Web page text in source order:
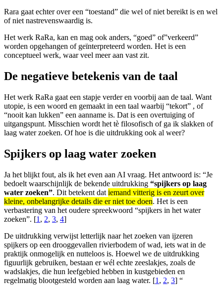
Rara gaat echter over een “toestand” die wel of niet bereikt is en wel
of niet nastrevenswaardig is.
Het werk RaRa, kan en mag ook anders, “goed” of”verkeerd”
worden opgehangen of geïnterpreteerd worden. Het is een
conceptueel werk, waar veel meer aan vast zit.
De negatieve betekenis van de taal
Het werk RaRa gaat een stapje verder en voorbij aan de taal. Want
utopie, is een woord en gemaakt in een taal waarbij “tekort” , of
“nooit kan lukken” een aanname is. Dat is een overtuiging of
uitgangspunt. Misschien wordt het tè filosofisch of ga ik slakken of
laag water zoeken. Of hoe is die uitdrukking ook al weer?
Spijkers op laag water zoeken
Ja het blijkt fout, als ik het even aan AI vraag. Het antwoord is: “Je
bedoelt waarschijnlijk de bekende uitdrukking “spijkers op laag
water zoeken”. Dit betekent dat iemand vitterig is en zeurt over
kleine, onbelangrijke details die er niet toe doen. Het is een
verbastering van het oudere spreekwoord “spijkers in het water
zoeken”. [1 , 2, 3, 4]
De uitdrukking verwijst letterlijk naar het zoeken van ijzeren
spijkers op een drooggevallen rivierbodem of wad, iets wat in de
praktijk onmogelijk en nutteloos is. Hoewel we de uitdrukking
figuurlijk gebruiken, bestaan er wél echte zeeslakjes, zoals de
wadslakjes, die hun leefgebied hebben in kustgebieden en
regelmatig blootgesteld worden aan laag water. [1 , 2, 3] “